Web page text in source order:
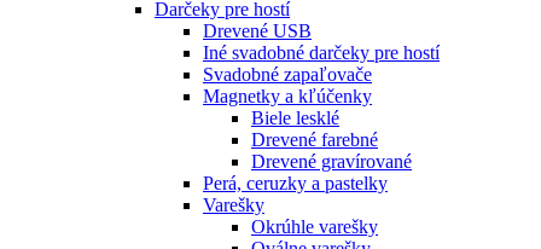
Darčeky pre hostí
Drevené USB
Iné svadobné darčeky pre hostí
Svadobné zapaľovače
Magnetky a kľúčenky
Biele lesklé
Drevené farebné
Drevené gravírované
Perá, ceruzky a pastelky
Varešky
Okrúhle varešky